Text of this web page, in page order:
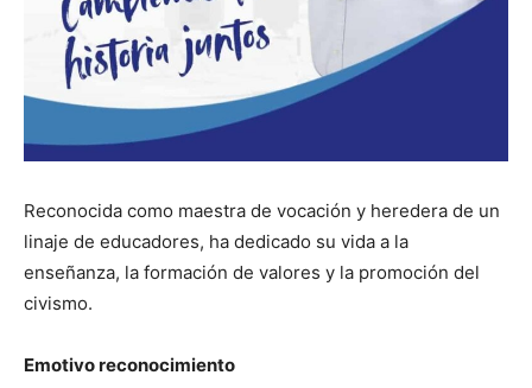
Reconocida como maestra de vocación y heredera de un
linaje de educadores, ha dedicado su vida a la
enseñanza, la formación de valores y la promoción del
civismo.
Emotivo reconocimiento